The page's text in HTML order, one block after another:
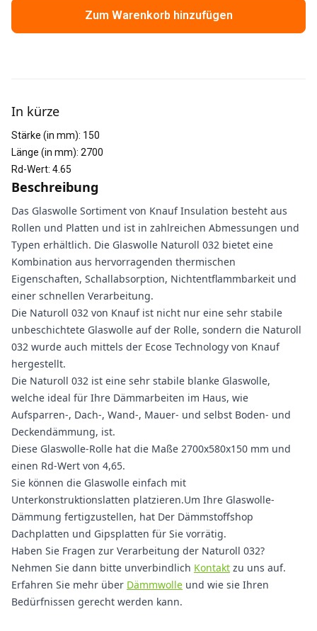
Zum Warenkorb hinzufügen
In kürze
Stärke (in mm): 150
Länge (in mm): 2700
Rd-Wert: 4.65
Beschreibung
Das Glaswolle Sortiment von Knauf Insulation besteht aus
Rollen und Platten und ist in zahlreichen Abmessungen und
Typen erhältlich. Die Glaswolle Naturoll 032 bietet eine
Kombination aus hervorragenden thermischen
Eigenschaften, Schallabsorption, Nichtentflammbarkeit und
einer schnellen Verarbeitung.
Die Naturoll 032 von Knauf ist nicht nur eine sehr stabile
unbeschichtete Glaswolle auf der Rolle, sondern die Naturoll
032 wurde auch mittels der Ecose Technology von Knauf
hergestellt.
Die Naturoll 032 ist eine sehr stabile blanke Glaswolle,
welche ideal für Ihre Dämmarbeiten im Haus, wie
Aufsparren-, Dach-, Wand-, Mauer- und selbst Boden- und
Deckendämmung, ist.
Diese Glaswolle-Rolle hat die Maße 2700x580x150 mm und
einen Rd-Wert von 4,65.
Sie können die Glaswolle einfach mit
Unterkonstruktionslatten platzieren.Um Ihre Glaswolle-
Dämmung fertigzustellen, hat Der Dämmstoffshop
Dachplatten und Gipsplatten für Sie vorrätig.
Haben Sie Fragen zur Verarbeitung der Naturoll 032?
Nehmen Sie dann bitte unverbindlich Kontakt zu uns auf.
Erfahren Sie mehr über Dämmwolle und wie sie Ihren
Bedürfnissen gerecht werden kann.